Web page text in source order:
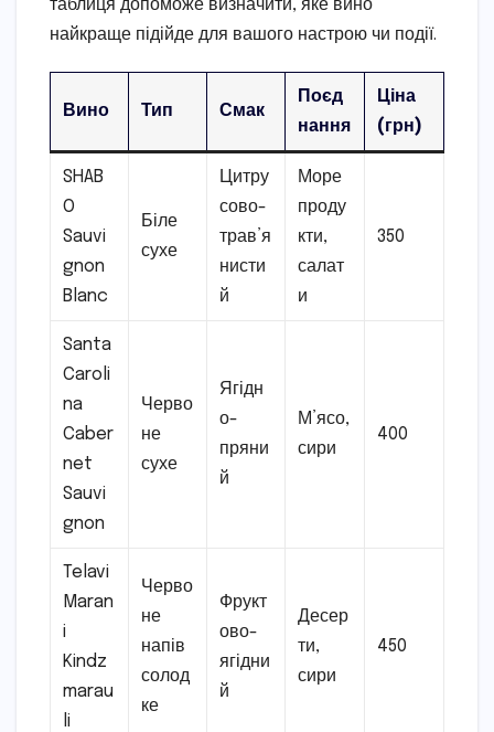
таблиця допоможе визначити, яке вино
найкраще підійде для вашого настрою чи події.
Вино Тип Смак
Поєд
нання
Ціна
(грн)
SHAB
O
Sauvi
gnon
Blanc
Біле
сухе
Цитру
сово-
трав’я
нисти
й
Море
проду
кти,
салат
и
350
Santa
Caroli
na
Caber
net
Sauvi
gnon
Черво
не
сухе
Ягідн
о-
пряни
й
М’ясо,
сири
400
Telavi
Maran
i
Kindz
marau
li
Черво
не
напів
солод
ке
Фрукт
ово-
ягідни
й
Десер
ти,
сири
450